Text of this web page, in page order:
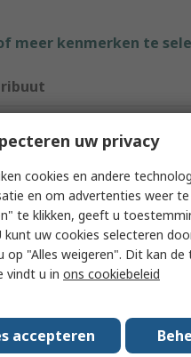
meer kenmerken te
Resettable
uw privacy
cookies en andere
en om advertenties weer
te klikken, geeft u
kunt uw cookies selecteren
op "Alles weigeren". Dit kan
vindt u in ons cookiebeleid
accepteren